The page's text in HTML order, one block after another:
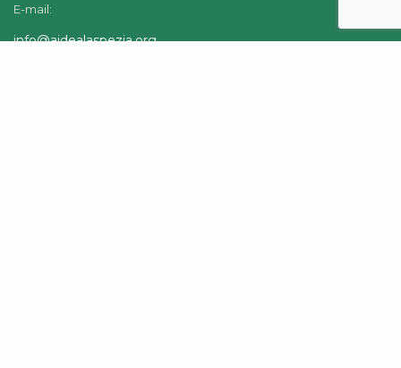
E-mail:
info@aidealaspezia.org